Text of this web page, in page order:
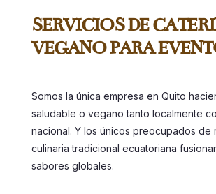
SERVICIOS DE
VEGANO PARA
Somos la única empresa en Quito
saludable o vegano tanto localmente
nacional. Y los únicos preocupados de
culinaria tradicional ecuatoriana
sabores globales.